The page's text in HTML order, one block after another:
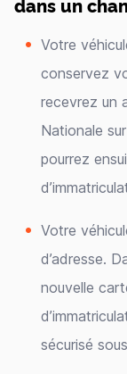
dans un
Votre
conservez
recevrez un
Nationale
pourrez
Votre
d’adresse.
nouvelle
sécurisé